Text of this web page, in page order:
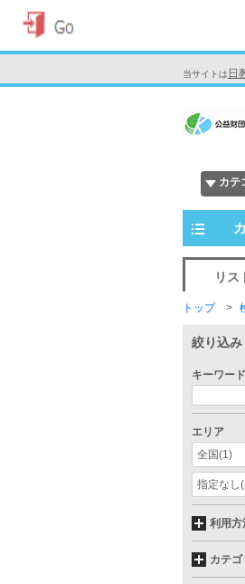
当サイトは 日
カテ
リス
トップ
絞り込み
キーワード
エリア
全国(1)
指定なし
利用方
カテ